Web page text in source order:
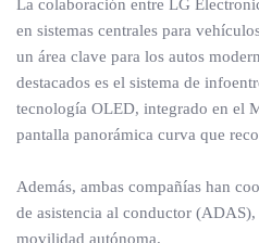
La colaboración entre LG
en sistemas centrales para
un área clave para los autos
destacados es el sistema de
tecnología OLED, integrado en el
pantalla panorámica curva que
Además, ambas compañías han
de asistencia al conductor
movilidad autónoma.